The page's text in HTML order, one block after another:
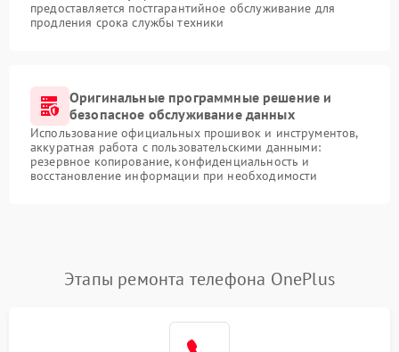
предоставляется постгарантийное обслуживание для
продления срока службы техники
Оригинальные программные решение и
безопасное обслуживание данных
Использование официальных прошивок и инструментов,
аккуратная работа с пользовательскими данными:
резервное копирование, конфиденциальность и
восстановление информации при необходимости
Этапы ремонта телефона OnePlus